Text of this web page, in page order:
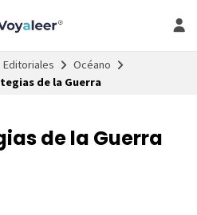
Editoriales
Océano
de la Guerra
de la Guerra